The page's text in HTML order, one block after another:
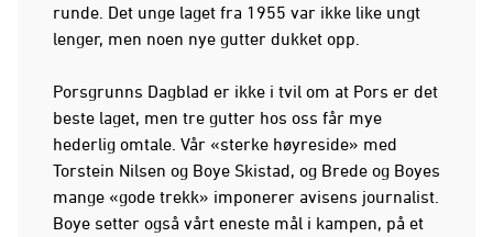
runde. Det unge laget fra 1955 var ikke like ungt
lenger, men noen nye gutter dukket opp.
Porsgrunns Dagblad er ikke i tvil om at Pors er det
beste laget, men tre gutter hos oss får mye
hederlig omtale. Vår «sterke høyreside» med
Torstein Nilsen og Boye Skistad, og Brede og Boyes
mange «gode trekk» imponerer avisens journalist.
Boye setter også vårt eneste mål i kampen, på et